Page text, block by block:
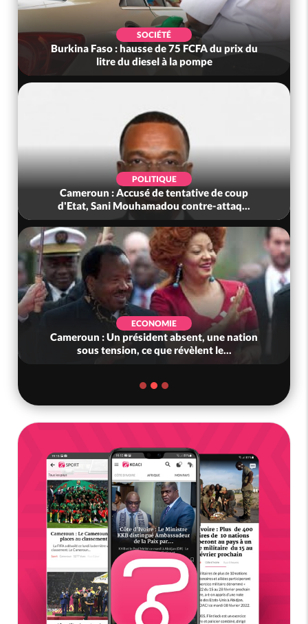
SOCIÉTÉ
Burkina Faso : hausse de 75 FCFA du prix du
litre du diesel à la pompe
POLITIQUE
Cameroun : Accusé de tentative de coup
d'Etat, Sani Mouhamadou contre-attaq...
ECONOMIE
Cameroun : Un président absent, une nation
sous tension, ce que révèlent le...